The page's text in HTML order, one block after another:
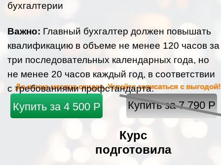
До конца месяца скидка. Успейте записаться с выгодой!
Купить за 7 790 Р
Купить за 4 500 Р
Курс
подготовила
бухгалтерии
Важно: Главный бухгалтер должен повышать
квалификацию в объеме не менее 120 часов за
три последовательных календарных года, но
не менее 20 часов каждый год, в соответствии
с требованиями профстандарта.